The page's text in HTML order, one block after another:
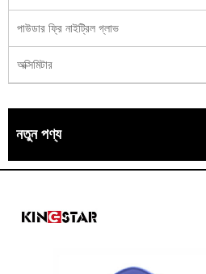
পাউডার ফ্রি নাইট্রিল গ্লাভ
অক্সিমিটার
নতুন পণ্য